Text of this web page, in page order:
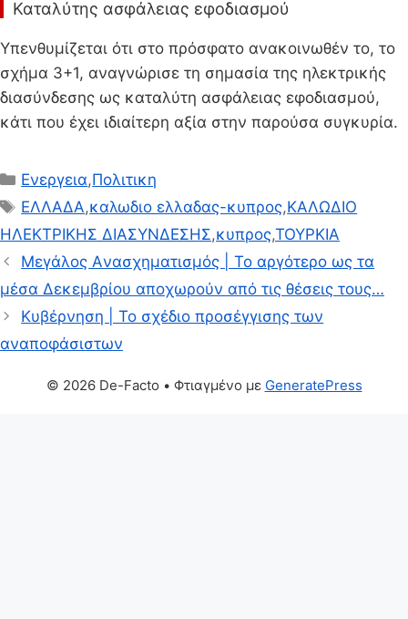
Καταλύτης ασφάλειας εφοδιασμού
Υπενθυμίζεται ότι στο πρόσφατο ανακοινωθέν το, το
σχήμα 3+1, αναγνώρισε τη σημασία της ηλεκτρικής
διασύνδεσης ως καταλύτη ασφάλειας εφοδιασμού,
κάτι που έχει ιδιαίτερη αξία στην παρούσα συγκυρία.
Κατηγορίες
Ενεργεια,Πολιτικη
Ετικέτες
ΕΛΛΑΔΑ,καλωδιο ελλαδας-κυπρος,ΚΑΛΩΔΙΟ
ΗΛΕΚΤΡΙΚΗΣ ΔΙΑΣΥΝΔΕΣΗΣ,κυπρος,ΤΟΥΡΚΙΑ
Μεγάλος Aνασχηματισμός | Το αργότερο ως τα
μέσα Δεκεμβρίου αποχωρούν από τις θέσεις τους…
Κυβέρνηση | Το σχέδιο προσέγγισης των
αναποφάσιστων
© 2026 De-Facto • Φτιαγμένο με GeneratePress